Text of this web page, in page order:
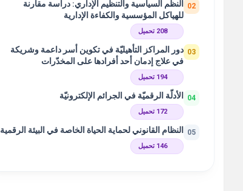
02
النظم السياسية والتنظيم الإداري: دراسة مقارنة
للهياكل المؤسسية والكفاءة الإدارية
208 تحميل
03 دور المراكز التأهيليّة في تكوين أسر داعمة وشريكة
في علاج إدمان أحد أفرادها على المخدّرات
194 تحميل
04 الأدلّة الرقميّة في الجرائم الإلكترونيّة
172 تحميل
05 النظام القانوني لحماية الحياة الخاصة في البيئة الرقمية
146 تحميل